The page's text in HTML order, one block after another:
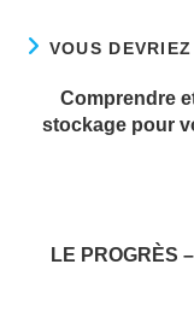
VOUS
Comprendre
stockage pour
LE PROGRÈS